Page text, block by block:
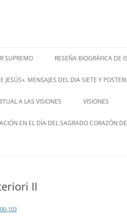
SUPREMO RESEÑA BIOGRÁFICA DE
ISABEL’S BIOGRAPHY
MENSAJES DEL DIA SIETE Y
A LAS VISIONES VISIONES
ENGLISH V
EN EL DÍA DEL SAGRADO CORAZÓN DE
II
103